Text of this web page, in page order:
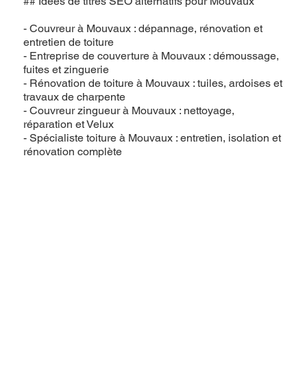
- Couvreur à Mouvaux : dépannage, rénovation et
entretien de toiture
- Entreprise de couverture à Mouvaux : démoussage,
fuites et zinguerie
- Rénovation de toiture à Mouvaux : tuiles, ardoises et
travaux de charpente
- Couvreur zingueur à Mouvaux : nettoyage,
réparation et Velux
- Spécialiste toiture à Mouvaux : entretien, isolation et
rénovation complète